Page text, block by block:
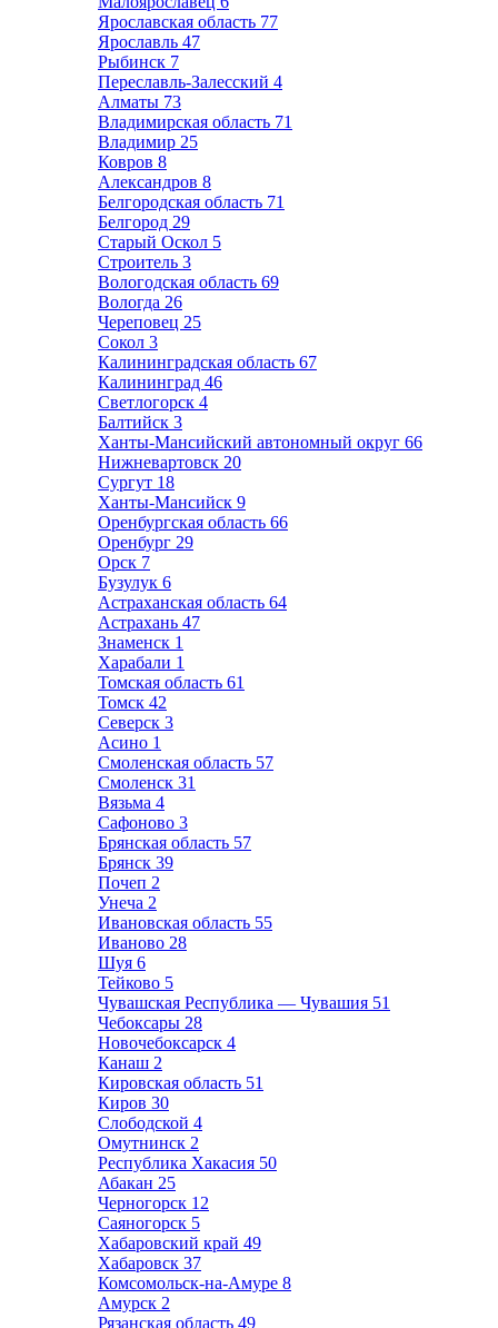
Ярославская область 77
Ярославль 47
Рыбинск 7
Переславль-Залесский 4
Алматы 73
Владимирская область 71
Владимир 25
Ковров 8
Александров 8
Белгородская область 71
Белгород 29
Старый Оскол 5
Строитель 3
Вологодская область 69
Вологда 26
Череповец 25
Сокол 3
Калининградская область 67
Калининград 46
Светлогорск 4
Балтийск 3
Ханты-Мансийский автономный округ 66
Нижневартовск 20
Сургут 18
Ханты-Мансийск 9
Оренбургская область 66
Оренбург 29
Орск 7
Бузулук 6
Астраханская область 64
Астрахань 47
Знаменск 1
Харабали 1
Томская область 61
Томск 42
Северск 3
Асино 1
Смоленская область 57
Смоленск 31
Вязьма 4
Сафоново 3
Брянская область 57
Брянск 39
Почеп 2
Унеча 2
Ивановская область 55
Иваново 28
Шуя 6
Тейково 5
Чувашская Республика — Чувашия 51
Чебоксары 28
Новочебоксарск 4
Канаш 2
Кировская область 51
Киров 30
Слободской 4
Омутнинск 2
Республика Хакасия 50
Абакан 25
Черногорск 12
Саяногорск 5
Хабаровский край 49
Хабаровск 37
Комсомольск-на-Амуре 8
Амурск 2
Рязанская область 49